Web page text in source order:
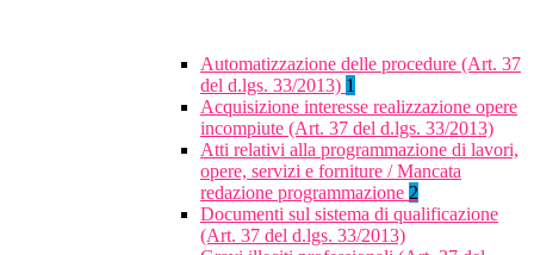
Automatizzazione delle procedure (Art. 37
del d.lgs. 33/2013) 1
Acquisizione interesse realizzazione opere
incompiute (Art. 37 del d.lgs. 33/2013)
Atti relativi alla programmazione di lavori,
opere, servizi e forniture / Mancata
redazione programmazione 2
Documenti sul sistema di qualificazione
(Art. 37 del d.lgs. 33/2013)